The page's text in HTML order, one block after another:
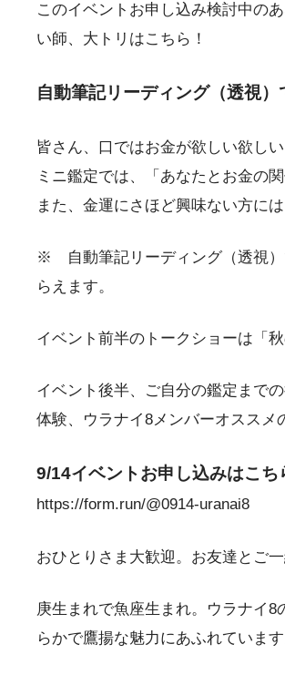
このイベントお申し込み検討中の
い師、大トリはこちら！
自動筆記リーディング（透視
皆さん、口ではお金が欲しい欲し
ミニ鑑定では、「あなたとお金の
また、金運にさほど興味ない方に
※ 自動筆記リーディング（透視）
らえます。
イベント前半のトークショーは「
イベント後半、ご自分の鑑定まで
体験、ウラナイ8メンバーオススメ
9/14イベントお申し込みはこち
https://form.run/@0914-uranai8
おひとりさま大歓迎。お友達とご
庚生まれで魚座生まれ。
ウラナイ8
らかで鷹揚な魅力にあふれています